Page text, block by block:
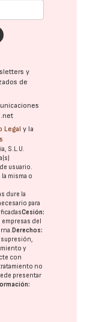
y
de
Legal y la
S.L.U.
usuario.
misma o
dure la
para
Cesión:
empresas del
Derechos:
y
con
no
presentar